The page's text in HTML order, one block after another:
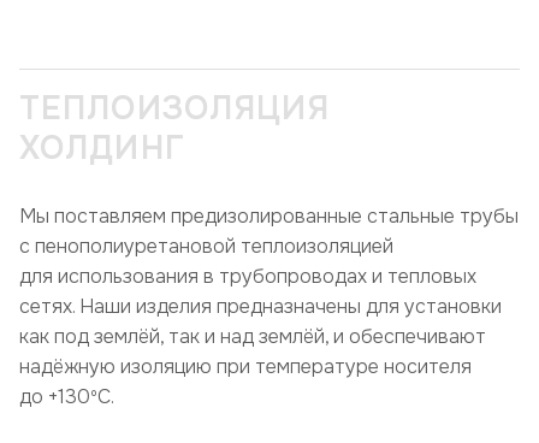
ТЕПЛОИЗОЛЯЦИЯ
ХОЛДИНГ
Мы поставляем предизолированные стальные трубы
с пенополиуретановой теплоизоляцией
для использования в трубопроводах и тепловых
сетях. Наши изделия предназначены для установки
как под землёй, так и над землёй, и обеспечивают
надёжную изоляцию при температуре носителя
до +130ºC.